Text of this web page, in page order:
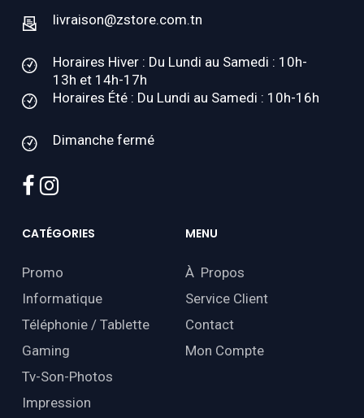
livraison@zstore.com.tn
Horaires Hiver : Du Lundi au Samedi : 10h-
13h et 14h-17h
Horaires Été : Du Lundi au Samedi : 10h-16h
Dimanche fermé
facebook
instagram
CATÉGORIES
Promo
Informatique
Téléphonie / Tablette
Gaming
Tv-Son-Photos
Impression
MENU
À Propos
Service Client
Contact
Mon Compte